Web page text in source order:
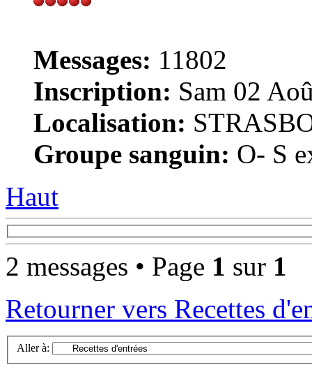
Messages: 11802
Inscription: Sam 02
Localisation:
Groupe sanguin: O- S
Haut
2 messages • Page 1 sur 1
Retourner vers Recettes
Aller à: